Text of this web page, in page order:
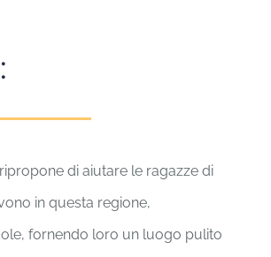
di aiutare le ragazze di
in questa regione,
fornendo loro un luogo pulito